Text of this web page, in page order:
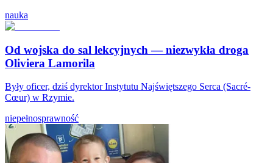
nauka
Od wojska do sal lekcyjnych — niezwykła droga
Oliviera Lamorila
Były oficer, dziś dyrektor Instytutu Najświętszego Serca (Sacré-
Cœur) w Rzymie.
niepełnosprawność